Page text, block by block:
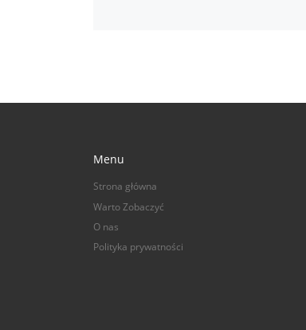
Menu
Strona główna
Warto Zobaczyć
O nas
Polityka prywatności